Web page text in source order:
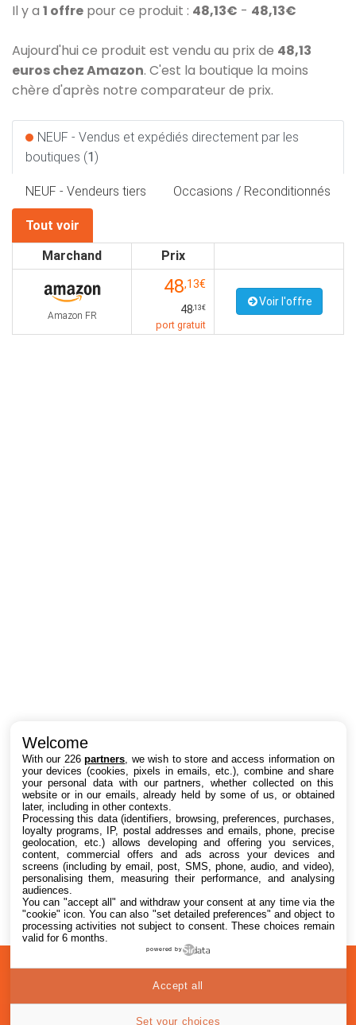
Il y a 1 offre pour ce produit : 48,13€ - 48,13€
Aujourd'hui ce produit est vendu au prix de 48,13
euros chez Amazon. C'est la boutique la moins
chère d'après notre comparateur de prix.
NEUF - Vendus et expédiés directement par les
boutiques (1)
NEUF - Vendeurs tiers Occasions / Reconditionnés
Tout voir
Marchand
Prix
Amazon FR
48,13€
48,13€
port gratuit
Voir l'offre
Intéressant ? Partagez !
A
Confidentialité
© 2012-2026
Welcome
With our 226partners , we wish to store and access information on
your devices (cookies, pixels in emails, etc.), combine and share
your personal data with our partners, whether collected on this
website or in our emails, already held by some of us, or obtained
later, including in other contexts.
Processing this data (identifiers, browsing, preferences, purchases,
loyalty programs, IP, postal addresses and emails, phone, precise
geolocation, etc.) allows developing and offering you services,
content, commercial offers and ads across your devices and
screens (including by email, post, SMS, phone, audio, and video),
personalising them, measuring their performance, and analysing
audiences.
You can "accept all" and withdraw your consent at any time via the
"cookie" icon. You can also "set detailed preferences" and object to
processing activities not subject to consent. These choices remain
valid for 6 months.
powered by
Set your choices
Accept all